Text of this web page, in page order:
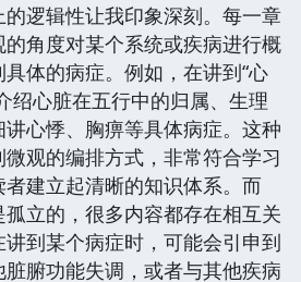
逻辑性让我印象深刻。每一章
角度对某个系统或疾病进行概
体的病症。例如，在讲到“心
绍心脏在五行中的归属、生理
心悸、胸痹等具体病症。这种
观的编排方式，非常符合学习
建立起清晰的知识体系。而
立的，很多内容都存在相互关
到某个病症时，可能会引申到
腑功能失调，或者与其他疾病